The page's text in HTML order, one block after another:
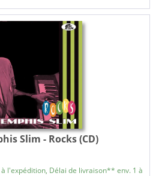
Slim - Rocks (CD)
l'expédition, Délai de livraison** env. 1 à